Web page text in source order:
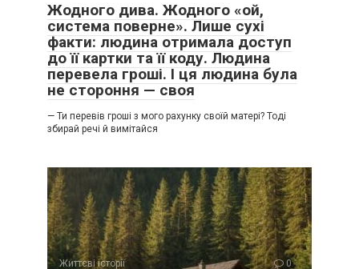
Жодного дива. Жодного «ой,
система поверне». Лише сухі
факти: людина отримала доступ
до її картки та її коду. Людина
перевела гроші. І ця людина була
не стороння — своя
— Ти перевів гроші з мого рахунку своїй матері? Тоді
збирай речі й вимітайся
Життєві історії 0